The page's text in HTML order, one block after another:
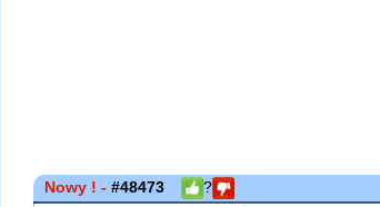
Nowy ! -#48473 ?